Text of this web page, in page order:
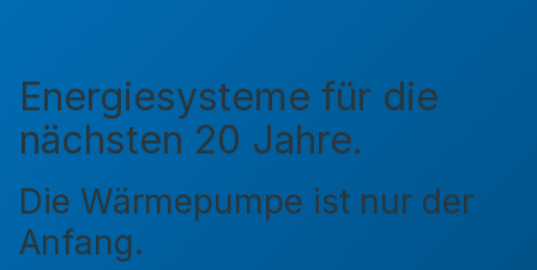
Energiesysteme für die
nächsten 20 Jahre.
Die Wärmepumpe ist nur der
Anfang.